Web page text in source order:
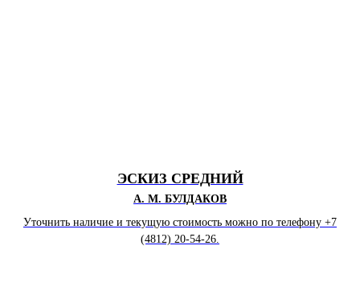
ЭСКИЗ СРЕДНИЙ
А. М. БУЛДАКОВ
Уточнить наличие и текущую стоимость можно по телефону +7
(4812) 20-54-26.